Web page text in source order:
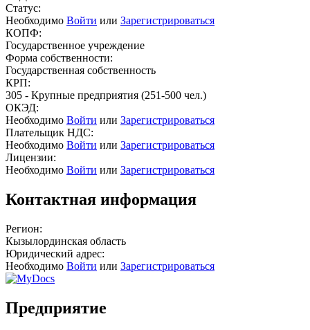
Статус:
Необходимо Войти или Зарегистрироваться
КОПФ:
Государственное учреждение
Форма собственности:
Государственная собственность
КРП:
305 - Крупные предприятия (251-500 чел.)
ОКЭД:
Необходимо Войти или Зарегистрироваться
Плательщик НДС:
Необходимо Войти или Зарегистрироваться
Лицензии:
Необходимо Войти или Зарегистрироваться
Контактная информация
Регион:
Кызылординская область
Юридический адрес:
Необходимо Войти или Зарегистрироваться
Предприятие